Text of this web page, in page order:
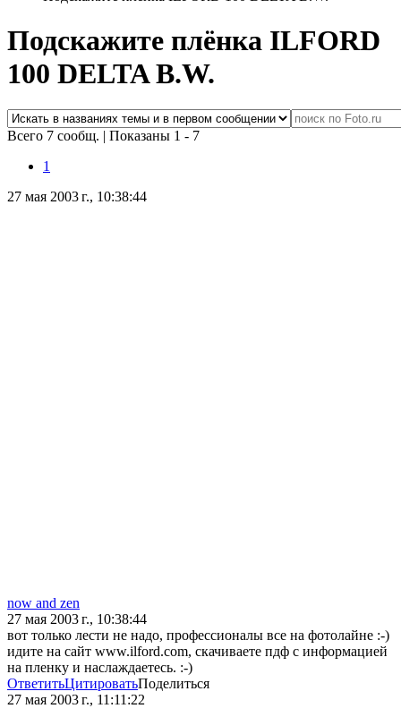
Подскажите плёнка ILFORD
100 DELTA B.W.
Всего 7 сообщ. | Показаны 1 - 7
1
27 мая 2003 г., 10:38:44
now and zen
27 мая 2003 г., 10:38:44
вот только лести не надо, профессионалы все на фотолайне :-)
идите на сайт www.ilford.com, скачиваете пдф с информацией
на пленку и наслаждаетесь. :-)
ОтветитьЦитироватьПоделиться
27 мая 2003 г., 11:11:22